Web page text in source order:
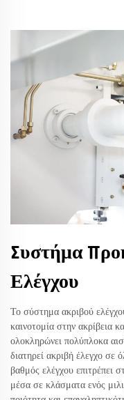
Συστήμα
Ελέγχου
Το σύστημα ακριβού
καινοτομία στην ακρίβεια
ολοκληρώνει πολύπλοκα
διατηρεί ακριβή έλεγχο σε
βαθμός ελέγχου επιτρέπει
μέσα σε κλάσματα ενός